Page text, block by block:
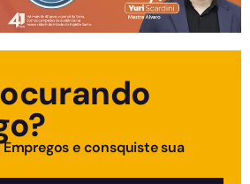
e consquiste sua